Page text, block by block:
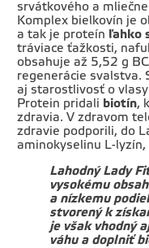
srvátkového a
Komplex bielkovín je
a tak je proteín ľahko
tráviace ťažkosti,
obsahuje až 5,52 g
regenerácie svalstva.
aj starostlivosť o
Protein pridali biotín,
zdravia. V zdravom
zdravie podporili, do
aminokyselinu L-
Lahodný Lady
vysokému
a nízkemu
stvorený k
je však vhodný
váhu a doplniť